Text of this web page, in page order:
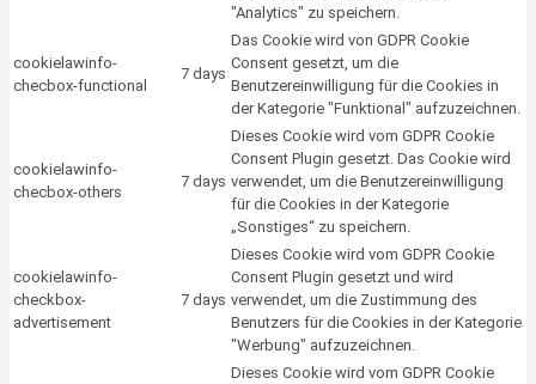
"Analytics" zu speichern.
cookielawinfo-
checbox-functional
7 days
Das Cookie wird von GDPR Cookie
Consent gesetzt, um die
Benutzereinwilligung für die Cookies in
der Kategorie "Funktional" aufzuzeichnen.
cookielawinfo-
checbox-others
7 days
Dieses Cookie wird vom GDPR Cookie
Consent Plugin gesetzt. Das Cookie wird
verwendet, um die Benutzereinwilligung
für die Cookies in der Kategorie
„Sonstiges“ zu speichern.
cookielawinfo-
checkbox-
advertisement
7 days
Dieses Cookie wird vom GDPR Cookie
Consent Plugin gesetzt und wird
verwendet, um die Zustimmung des
Benutzers für die Cookies in der Kategorie
"Werbung" aufzuzeichnen.
Dieses Cookie wird vom GDPR Cookie